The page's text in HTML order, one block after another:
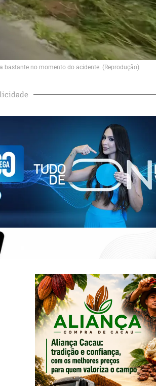
bastante no momento do acidente. (Reprodução)